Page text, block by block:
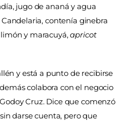
jugo de ananá y agua
contenía ginebra
y maracuyá,apricot
y está a punto de recibirse
colabora con el negocio
Cruz. Dice que comenzó
darse cuenta, pero que